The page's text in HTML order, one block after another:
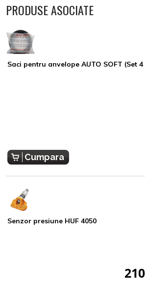
PRODUSE ASOCIATE
Saci pentru anvelope AUTO SOFT (Set
Cumpara
Senzor presiune HUF 4050